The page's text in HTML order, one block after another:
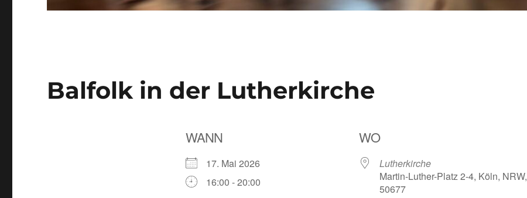
Balfolk in der Lutherkirche
WANN
17. Mai 2026
16:00 - 20:00
WO
Lutherkirche
Martin-Luther-Platz 2-4, Köln, NRW,
50677